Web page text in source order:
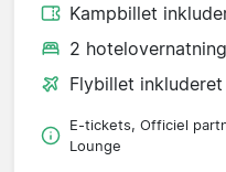
Kampbillet
2
Flybillet inkluderet
E-tickets, Officiel
Lounge